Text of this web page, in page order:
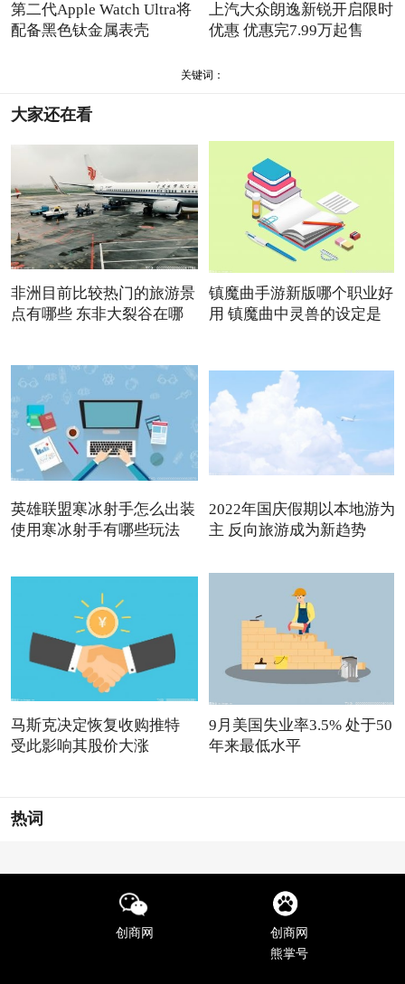
第二代Apple Watch Ultra将
配备黑色钛金属表壳
上汽大众朗逸新锐开启限时
优惠 优惠完7.99万起售
关键词：
大家还在看
非洲目前比较热门的旅游景
点有哪些 东非大裂谷在哪
镇魔曲手游新版哪个职业好
用 镇魔曲中灵兽的设定是
英雄联盟寒冰射手怎么出装
使用寒冰射手有哪些玩法
2022年国庆假期以本地游为
主 反向旅游成为新趋势
马斯克决定恢复收购推特
受此影响其股价大涨
9月美国失业率3.5% 处于50
年来最低水平
热词
创商网
创商网
熊掌号